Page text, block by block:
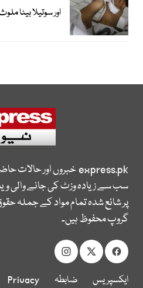
اور سوتیلا بیٹا
express.pkخبروں اور حالات
سب سے زیادہ وزٹ کی جانے
پر شائع شدہ تمام مواد کے جملہ
گروپ محفوظ ہیں۔
ایکسپریس
ضابطہ
Privacy